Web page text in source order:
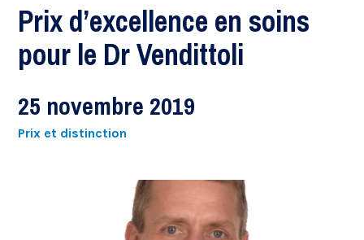
Prix d’excellence en soins
pour le Dr Vendittoli
25 novembre 2019
Prix et distinction